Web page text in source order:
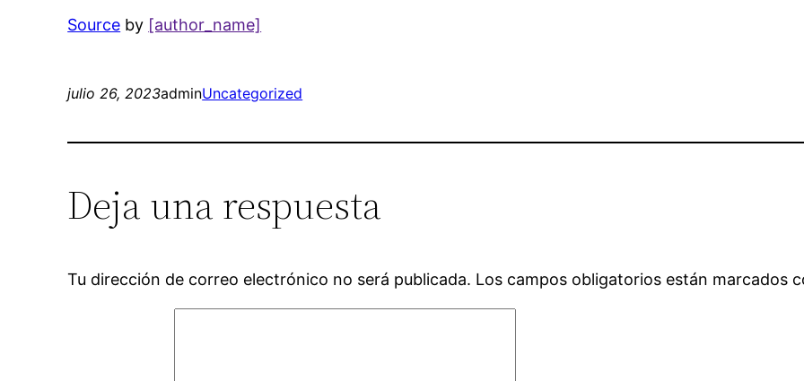
Source by [author_name]
julio 26, 2023adminUncategorized
Deja una respuesta
Tu dirección de correo electrónico no será publicada. Los campos obligatorios están marcados